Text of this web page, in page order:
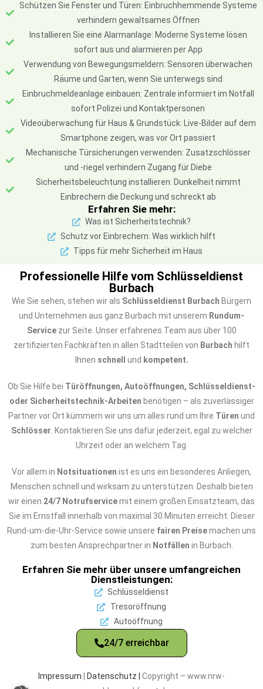
Schützen Sie Fenster und Türen: Einbruchhemmende Systeme
verhindern gewaltsames Öffnen
Installieren Sie eine Alarmanlage: Moderne Systeme lösen
sofort aus und alarmieren per App
Verwendung von Bewegungsmeldern: Sensoren überwachen
Räume und Garten, wenn Sie unterwegs sind
Einbruchmeldeanlage einbauen: Zentrale informiert im Notfall
sofort Polizei und Kontaktpersonen
Videoüberwachung für Haus & Grundstück: Live-Bilder auf dem
Smartphone zeigen, was vor Ort passiert
Mechanische Türsicherungen verwenden: Zusatzschlösser
und -riegel verhindern Zugang für Diebe
Sicherheitsbeleuchtung installieren: Dunkelheit nimmt
Einbrechern die Deckung und schreckt ab
Erfahren Sie mehr:
Was ist Sicherheitstechnik?
Schutz vor Einbrechern: Was wirklich hilft
Tipps für mehr Sicherheit im Haus
Professionelle Hilfe vom Schlüsseldienst
Burbach
Wie Sie sehen, stehen wir als Schlüsseldienst Burbach Bürgern
und Unternehmen aus ganz Burbach mit unserem Rundum-
Servicezur Seite. Unser erfahrenes Team aus über 100
zertifizierten Fachkräften in allen Stadtteilen von Burbach hilft
Ihnen schnell und kompetent.
Ob Sie Hilfe bei Türöffnungen, Autoöffnungen, Schlüsseldienst-
oder Sicherheitstechnik-Arbeiten benötigen – als zuverlässiger
Partner vor Ort kümmern wir uns um alles rund um Ihre Türen und
Schlösser . Kontaktieren Sie uns dafür jederzeit, egal zu welcher
Uhrzeit oder an welchem Tag.
Vor allem in Notsituationen ist es uns ein besonderes Anliegen,
Menschen schnell und wirksam zu unterstützen. Deshalb bieten
wir einen 24/7 Notrufservicemit einem großen Einsatzteam, das
Sie im Ernstfall innerhalb von maximal 30 Minuten erreicht. Dieser
Rund-um-die-Uhr-Service sowie unsere fairen Preisemachen uns
zum besten Ansprechpartner in Notfällen in Burbach.
Erfahren Sie mehr über unsere umfangreichen
Dienstleistungen:
Schlüsseldienst
Tresoröffnung
Autoöffnung
24/7 erreichbar
Impressum Datenschutz | Copyright – www.nrw-